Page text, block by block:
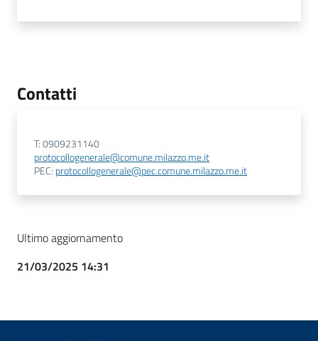
Contatti
T: 0909231140
protocollogenerale@comune.milazzo.me.it
PEC: protocollogenerale@pec.comune.milazzo.me.it
Ultimo aggiornamento
21/03/2025 14:31